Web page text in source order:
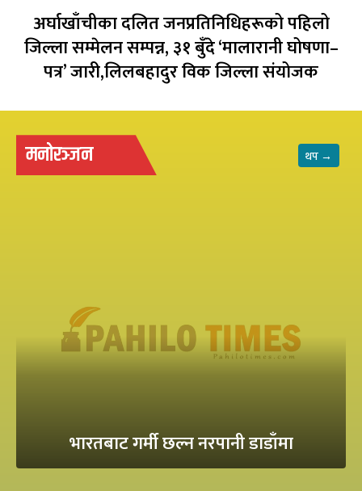
अर्घाखाँचीका दलित जनप्रतिनिधिहरूको पहिलो
जिल्ला सम्मेलन सम्पन्न, ३१ बुँदे ‘मालारानी घोषणा–
पत्र’ जारी,लिलबहादुर विक जिल्ला संयोजक
मनोरञ्जन थप →
भारतबाट गर्मी छल्न नरपानी डाडाँमा